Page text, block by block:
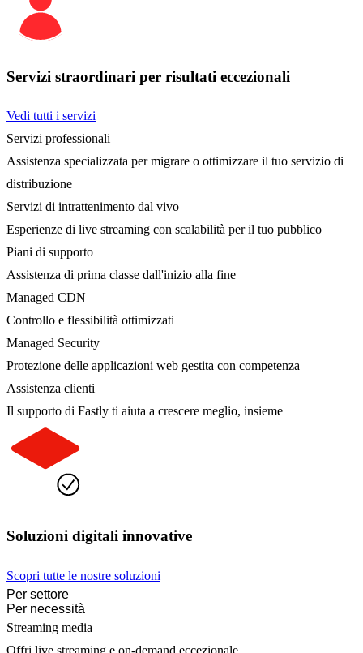
Servizi straordinari per risultati eccezionali
Vedi tutti i servizi
Servizi professionali
Assistenza specializzata per migrare o ottimizzare il tuo servizio di
distribuzione
Servizi di intrattenimento dal vivo
Esperienze di live streaming con scalabilità per il tuo pubblico
Piani di supporto
Assistenza di prima classe dall'inizio alla fine
Managed CDN
Controllo e flessibilità ottimizzati
Managed Security
Protezione delle applicazioni web gestita con competenza
Assistenza clienti
Il supporto di Fastly ti aiuta a crescere meglio, insieme
Soluzioni digitali innovative
Scopri tutte le nostre soluzioni
Per settore
Per necessità
Streaming media
Offri live streaming e on-demand eccezionale